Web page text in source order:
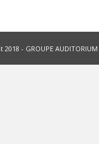
- GROUPE